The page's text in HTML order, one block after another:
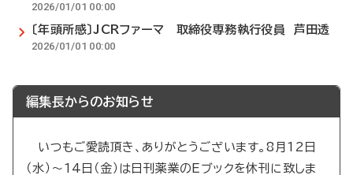
2026/01/01 00:00
〔年頭所感〕JCRファーマ 取締役専務執行役員 芦田透
2026/01/01 00:00
編集長からのお知らせ
いつもご愛読頂き、ありがとうございます。8月12日
（水）～14日（金）は日刊薬業のEブックを休刊に致しま